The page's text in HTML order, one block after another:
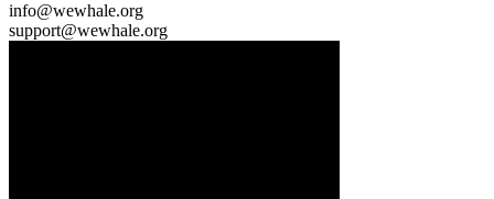
info@wewhale.org
support@wewhale.org